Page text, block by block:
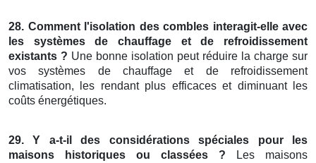
28. Comment l'isolation des combles interagit-elle avec
les systèmes de chauffage et de refroidissement
existants ? Une bonne isolation peut réduire la charge sur
vos systèmes de chauffage et de refroidissement
climatisation, les rendant plus efficaces et diminuant les
coûts énergétiques.
29. Y a-t-il des considérations spéciales pour les
maisons historiques ou classées ? Les maisons